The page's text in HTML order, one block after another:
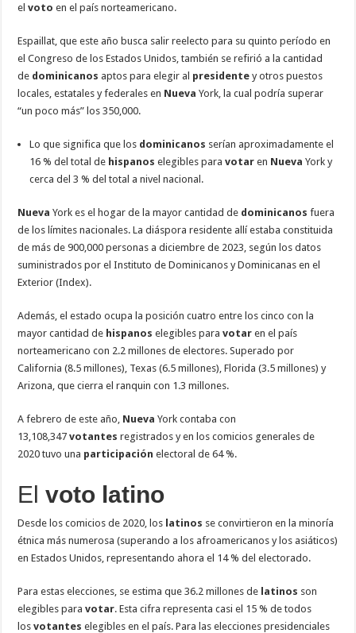
elvoto en el país norteamericano.
Espaillat, que este año busca salir reelecto para su quinto período en
el Congreso de los Estados Unidos, también se refirió a la cantidad
de dominicanos aptos para elegir al presidente y otros puestos
locales, estatales y federales en Nueva York, la cual podría superar
“un poco más” los 350,000.
Lo que significa que los dominicanos serían aproximadamente el
16 % del total de hispanos elegibles paravotar en Nueva York y
cerca del 3 % del total a nivel nacional.
Nueva York es el hogar de la mayor cantidad de dominicanos fuera
de los límites nacionales. La diáspora residente allí estaba constituida
de más de 900,000 personas a diciembre de 2023, según los datos
suministrados por el Instituto de Dominicanos y Dominicanas en el
Exterior (Index).
Además, el estado ocupa la posición cuatro entre los cinco con la
mayor cantidad de hispanos elegibles paravotar en el país
norteamericano con 2.2 millones de electores. Superado por
California (8.5 millones), Texas (6.5 millones), Florida (3.5 millones) y
Arizona, que cierra el ranquin con 1.3 millones.
A febrero de este año, Nueva York contaba con
13,108,347votantes registrados y en los comicios generales de
2020 tuvo una participación electoral de 64 %.
Elvoto latino
Desde los comicios de 2020, los latinos se convirtieron en la minoría
étnica más numerosa (superando a los afroamericanos y los asiáticos)
en Estados Unidos, representando ahora el 14 % del electorado.
Para estas elecciones, se estima que 36.2 millones de latinos son
elegibles paravotar. Esta cifra representa casi el 15 % de todos
losvotantes elegibles en el país. Para las elecciones presidenciales